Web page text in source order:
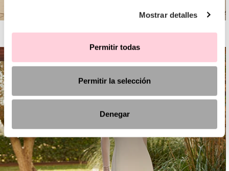
Mostrar detalles
Permitir todas
Permitir la selección
Denegar